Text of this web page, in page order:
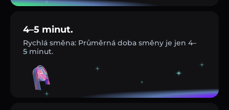
4–5 minut.
Rychlá směna: Průměrná doba směny je jen 4–
5 minut.